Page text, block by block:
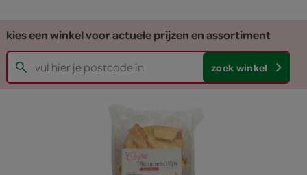
kies een winkel voor actuele prijzen en assortiment
zoek winkel